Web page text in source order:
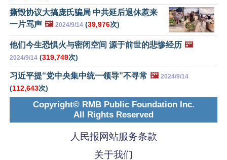
撕毁协议大搞庞氏骗局 中共延后退休惹来
一片骂声 🖼️ 2024/9/14 (39,976次)
他们今生恐惧火与密闭空间 源于前世的悲惨经历 🖼️
2024/9/14 (319,749次)
习近平提“党中央集中统一领导”不寻常 🖼️ 2024/9/14
(112,643次)
Copyright© RMB Public Foundation Inc.
All Rights Reserved
人民报网站服务条款
关于我们